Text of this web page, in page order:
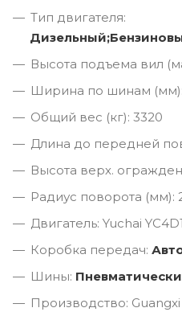
Тип двигателя:
Высота подъема вил
Ширина по шинам (мм):
Общий вес (кг): 3320
Длина до передней
Высота верх.
Радиус поворота (мм):
Двигатель: Yuchai
Коробка передач:
Шины:
Производство: